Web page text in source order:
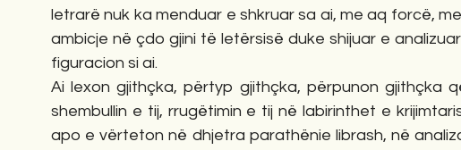
letrarë nuk ka menduar e shkruar sa ai, me aq forcë,
ambicje në çdo gjini të letërsisë duke shijuar e
figuracion si ai.
Ai lexon gjithçka, përtyp gjithçka, përpunon gjithçka
shembullin e tij, rrugëtimin e tij në labirinthet e
apo e vërteton në dhjetra parathënie librash, në